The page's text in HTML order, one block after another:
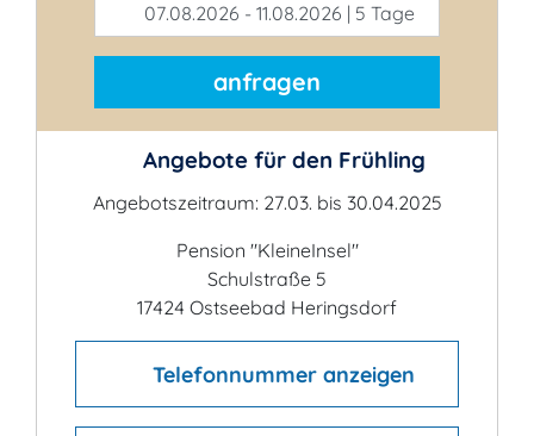
07.08.2026 - 11.08.2026 | 5 Tage
anfragen
Angebote für den Frühling
Angebotszeitraum: 27.03. bis 30.04.2025
Pension "KleineInsel"
Schulstraße 5
17424 Ostseebad Heringsdorf
Telefonnummer anzeigen